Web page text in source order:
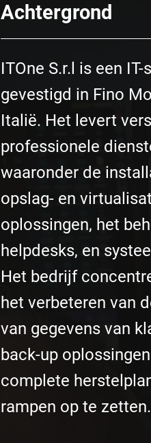
Achtergrond
ITOne S.r.l is een
gevestigd in Fino
Italië. Het levert
professionele
waaronder de
opslag- en
oplossingen, het
helpdesks, en
Het bedrijf
het verbeteren van
van gegevens van
back-up
complete
rampen op te zetten.